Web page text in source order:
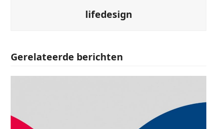
lifedesign
Gerelateerde berichten